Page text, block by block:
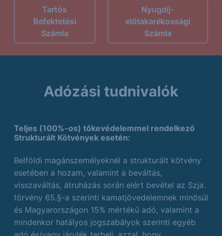
Tartós
Befektetési
Számla
Nyugdíj-
előtakarékossági
Számla
Adózási tudnivalók
Teljes (100%-os) tőkevédelemmel rendelkező
Strukturált Kötvények esetén:
Belföldi magánszemélyeknél a strukturált kötvény
esetében a hozam, valamint a beváltás,
visszaváltás, átruházás során elért bevétel az Szja.
törvény 65.§-a szerinti kamatjövedelemnek minősül
és Magyarországon 15% mértékű adó, valamint a
mindenkor hatályos jogszabályok szerinti egyéb